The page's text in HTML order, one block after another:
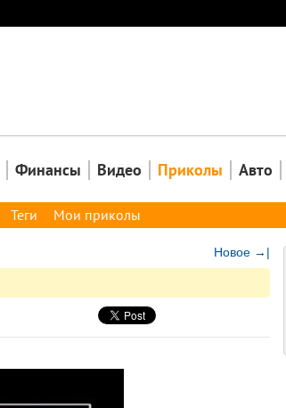
Закрыть
Финансы Видео Приколы Авто
Теги Мои приколы
Новое →|